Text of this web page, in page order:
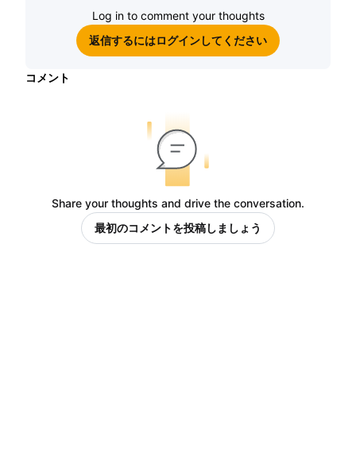
Log in to comment your thoughts
返信するにはログインしてください
コメント
Share your thoughts and drive the conversation.
最初のコメントを投稿しましょう